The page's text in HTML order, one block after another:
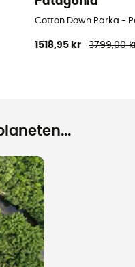
Cotton Down Parka -
1518,95 kr 3799,00